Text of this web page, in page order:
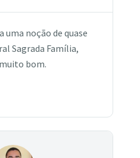
noção de quase
Sagrada Família,
bom.